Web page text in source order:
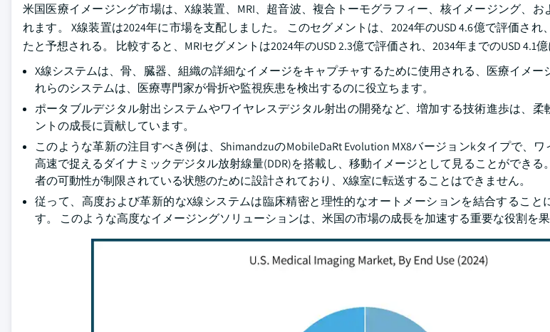
米国医療イメージング市場は、X線装置、MRI、超音波、複合トーモグラフィー、核イメージング、
れます。 X線装置は2024年に市場を支配しました。 このセグメントは、2024年のUSD 4.6億で評価され
たと予想される。 比較すると、MRIセグメントは2024年のUSD 2.3億で評価され、2034年までのUSD 4.1
X線システムは、骨、臓器、組織の詳細なイメージをキャプチャするために使用される、医療イメー
れらのシステムは、医療専門家が骨折や監視疾患を検出するのに役立ちます。
ポータブルデジタル射出システムやワイヤレスデジタル射出の開発など、増加する技術進歩は、柔
ントの成長に貢献しています。
このような革新の注目すべき例は、ShimandzuのMobileDaRt Evolution MX8バージョンkタイプで、
高速で捉えるダイナミックデジタル放射線量(DDR)を搭載し、移動イメージとして見ることができる
者の可動性が制限されている状態のために設計されており、X線室に転送することはできません。
従って、高度および革新的なX線システムは臨床精密と理性的なオートメーションを結合すること
す。 このような高度なイメージングソリューションは、米国の市場の成長を加速する重要な役割を果